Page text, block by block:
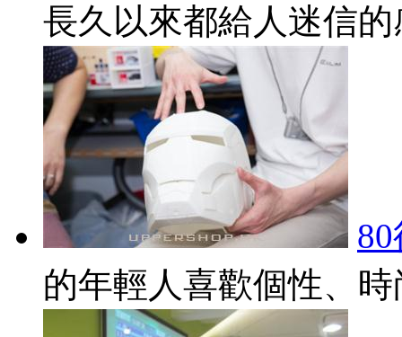
長久以來都給人迷信
的年輕人喜歡個性、